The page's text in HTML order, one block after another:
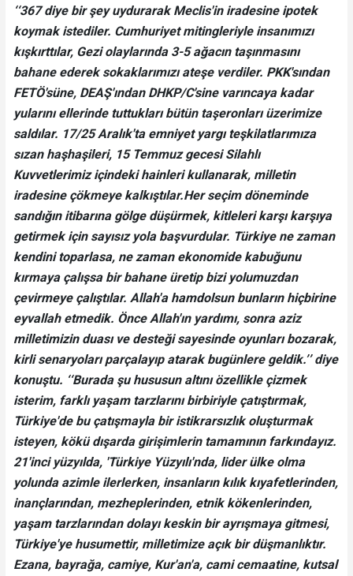
‘‘367 diye bir şey uydurarak Meclis'in iradesine ipotek
koymak istediler. Cumhuriyet mitingleriyle insanımızı
kışkırttılar, Gezi olaylarında 3-5 ağacın taşınmasını
bahane ederek sokaklarımızı ateşe verdiler. PKK'sından
FETÖ'süne, DEAŞ'ından DHKP/C'sine varıncaya kadar
yularını ellerinde tuttukları bütün taşeronları üzerimize
saldılar. 17/25 Aralık'ta emniyet yargı teşkilatlarımıza
sızan haşhaşileri, 15 Temmuz gecesi Silahlı
Kuvvetlerimiz içindeki hainleri kullanarak, milletin
iradesine çökmeye kalkıştılar.Her seçim döneminde
sandığın itibarına gölge düşürmek, kitleleri karşı karşıya
getirmek için sayısız yola başvurdular. Türkiye ne zaman
kendini toparlasa, ne zaman ekonomide kabuğunu
kırmaya çalışsa bir bahane üretip bizi yolumuzdan
çevirmeye çalıştılar. Allah'a hamdolsun bunların hiçbirine
eyvallah etmedik. Önce Allah'ın yardımı, sonra aziz
milletimizin duası ve desteği sayesinde oyunları bozarak,
kirli senaryoları parçalayıp atarak bugünlere geldik.’’ diye
konuştu. ‘‘Burada şu hususun altını özellikle çizmek
isterim, farklı yaşam tarzlarını birbiriyle çatıştırmak,
Türkiye'de bu çatışmayla bir istikrarsızlık oluşturmak
isteyen, kökü dışarda girişimlerin tamamının farkındayız.
21'inci yüzyılda, 'Türkiye Yüzyılı'nda, lider ülke olma
yolunda azimle ilerlerken, insanların kılık kıyafetlerinden,
inançlarından, mezheplerinden, etnik kökenlerinden,
yaşam tarzlarından dolayı keskin bir ayrışmaya gitmesi,
Türkiye'ye husumettir, milletimize açık bir düşmanlıktır.
Ezana, bayrağa, camiye, Kur'an'a, cami cemaatine, kutsal